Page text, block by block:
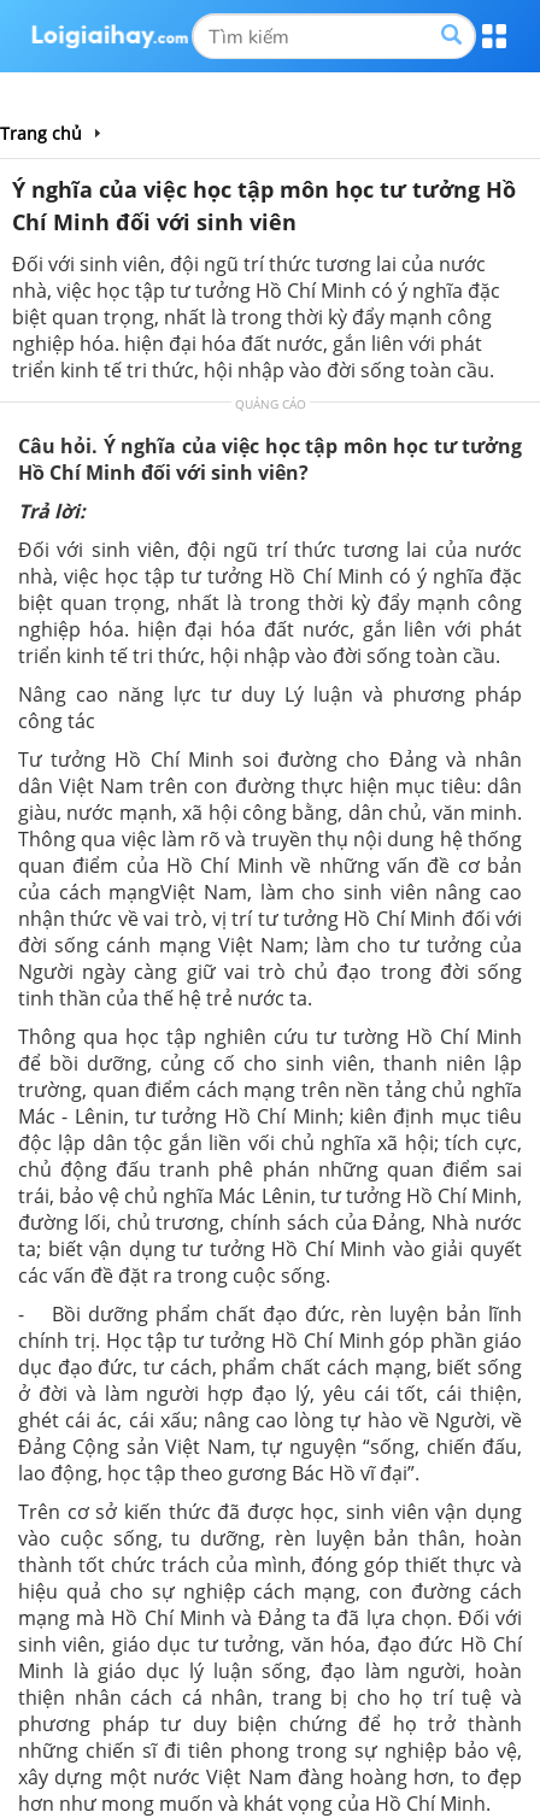
Trang chủ
Ý nghĩa của việc học tập môn học tư tưởng Hồ
Chí Minh đối với sinh viên
Đối với sinh viên, đội ngũ trí thức tương lai của nước
nhà, việc học tập tư tưởng Hồ Chí Minh có ý nghĩa đặc
biệt quan trọng, nhất là trong thời kỳ đẩy mạnh công
nghiệp hóa. hiện đại hóa đất nước, gắn liên với phát
triển kinh tế tri thức, hội nhập vào đời sống toàn cầu.
QUẢNG CÁO
Câu hỏi. Ý nghĩa của việc học tập môn học tư tưởng
Hồ Chí Minh đối với sinh viên?
Trả lời:
Đối với sinh viên, đội ngũ trí thức tương lai của nước
nhà, việc học tập tư tưởng Hồ Chí Minh có ý nghĩa đặc
biệt quan trọng, nhất là trong thời kỳ đẩy mạnh công
nghiệp hóa. hiện đại hóa đất nước, gắn liên với phát
triển kinh tế tri thức, hội nhập vào đời sống toàn cầu.
Nâng cao năng lực tư duy Lý luận và phương pháp
công tác
Tư tưởng Hồ Chí Minh soi đường cho Đảng và nhân
dân Việt Nam trên con đường thực hiện mục tiêu: dân
giàu, nước mạnh, xã hội công bằng, dân chủ, văn minh.
Thông qua việc làm rõ và truyền thụ nội dung hệ thống
quan điểm của Hồ Chí Minh về những vấn đề cơ bản
của cách mạngViệt Nam, làm cho sinh viên nâng cao
nhận thức về vai trò, vị trí tư tưởng Hồ Chí Minh đối với
đời sống cánh mạng Việt Nam; làm cho tư tưởng của
Người ngày càng giữ vai trò chủ đạo trong đời sống
tinh thần của thế hệ trẻ nước ta.
Thông qua học tập nghiên cứu tư tường Hồ Chí Minh
để bồi dưỡng, củng cố cho sinh viên, thanh niên lập
trường, quan điểm cách mạng trên nền tảng chủ nghĩa
Mác - Lênin, tư tưởng Hồ Chí Minh; kiên định mục tiêu
độc lập dân tộc gắn liền vối chủ nghĩa xã hội; tích cực,
chủ động đấu tranh phê phán những quan điểm sai
trái, bảo vệ chủ nghĩa Mác Lênin, tư tưởng Hồ Chí Minh,
đường lối, chủ trương, chính sách của Đảng, Nhà nước
ta; biết vận dụng tư tưởng Hồ Chí Minh vào giải quyết
các vấn đề đặt ra trong cuộc sống.
- Bồi dưỡng phẩm chất đạo đức, rèn luyện bản lĩnh
chính trị. Học tập tư tưởng Hồ Chí Minh góp phần giáo
dục đạo đức, tư cách, phẩm chất cách mạng, biết sống
ở đời và làm người hợp đạo lý, yêu cái tốt, cái thiện,
ghét cái ác, cái xấu; nâng cao lòng tự hào về Người, về
Đảng Cộng sản Việt Nam, tự nguyện “sống, chiến đấu,
lao động, học tập theo gương Bác Hồ vĩ đại”.
Trên cơ sở kiến thức đã được học, sinh viên vận dụng
vào cuộc sống, tu dưỡng, rèn luyện bản thân, hoàn
thành tốt chức trách của mình, đóng góp thiết thực và
hiệu quả cho sự nghiệp cách mạng, con đường cách
mạng mà Hồ Chí Minh và Đảng ta đã lựa chọn. Đối với
sinh viên, giáo dục tư tưởng, văn hóa, đạo đức Hồ Chí
Minh là giáo dục lý luận sống, đạo làm người, hoàn
thiện nhân cách cá nhân, trang bị cho họ trí tuệ và
phương pháp tư duy biện chứng để họ trở thành
những chiến sĩ đi tiên phong trong sự nghiệp bảo vệ,
xây dựng một nước Việt Nam đàng hoàng hơn, to đẹp
hơn như mong muốn và khát vọng của Hồ Chí Minh.